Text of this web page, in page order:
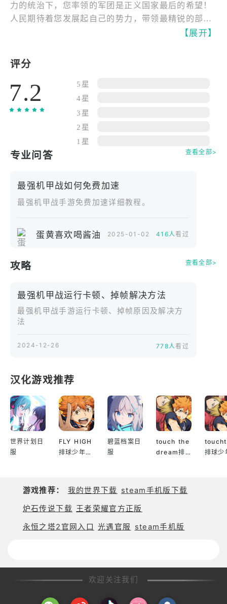
力的统治下，您率领的军团是正义国家最后的希望！
人民期待着您发展起自己的势力，带领最精锐的部队
游戏特色
★发动战略战争★
发动现代战略战争，集结多兵种作战！让热血点燃战
斗，用360度的火力轰炸入侵的敌人！
★自定义超级机甲★
★建造牢不可破的堡垒★
银行、油井、钢厂、医院……高度自由组合建筑，迅
速发展军事实力！
★训练强大的军队★
战力，享受超高的英雄与士兵搭配的自由度！
部队训练：训练坦克、轰炸机、装甲车和步兵部队，
建立独属于你的王牌军队！
★建立强大的联盟★
军队赢得至高无上的荣耀！
【展开】
评分
7.2
5星
4星
3星
2星
1星
专业问答 查看全部>
最强机甲战如何免费加速
最强机甲战手游免费加速详细教程。
蛋黄喜欢喝酱油 2025-01-02 416人看过
攻略 查看全部>
最强机甲战运行卡顿、掉帧解决方法
最强机甲战手游运行卡顿、掉帧原因及解决方
法
2024-12-26 778人看过
汉化游戏推荐
世界计划日
服
FLY HIGH
排球少年日
碧蓝档案日
服
touch the
dream排
排球少
游戏推荐： 我的世界下载 steam手机版下载
炉石传说下载 王者荣耀官方正版
永恒之塔2官网入口 光遇官服 steam手机版
欢迎关注我们